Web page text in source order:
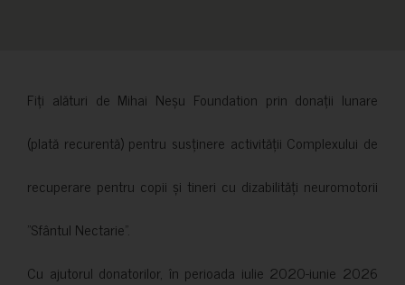
Fiți alături de Mihai Neșu Foundation prin donații lunare
(plată recurentă) pentru susținere activității Complexului de
recuperare pentru copii și tineri cu dizabilități neuromotorii
”Sfântul Nectarie”.
Cu ajutorul donatorilor, în perioada iulie 2020-iunie 2026